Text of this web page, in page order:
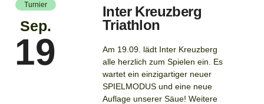
Turnier
Sep.
19
Inter Kreuzberg
Triathlon
Am 19.09. lädt Inter Kreuzberg
alle herzlich zum Spielen ein. Es
wartet ein einzigartiger neuer
SPIELMODUS und eine neue
Auflage unserer Säue! Weitere